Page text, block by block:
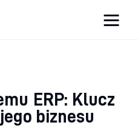
ERP: Klucz
biznesu